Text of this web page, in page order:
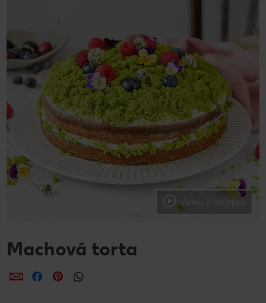
Video k receptu
Machová torta
ZdieľaťZdieľaťZdieľať